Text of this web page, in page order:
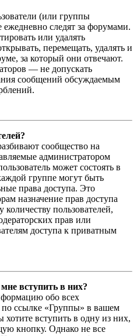
(или группы
ежедневно следят за форумами.
или удалять
перемещать, удалять и
за который они отвечают.
— не допускать
сообщений обсуждаемым
сообщество на
администратором
может состоять в
группе могут быть
права доступа. Это
назначение прав доступа
пользователей,
прав или
доступа к приватным
вступить в них?
обо всех
ссылке «Группы» в вашем
хотите вступить в одну из них,
кнопку. Однако не все